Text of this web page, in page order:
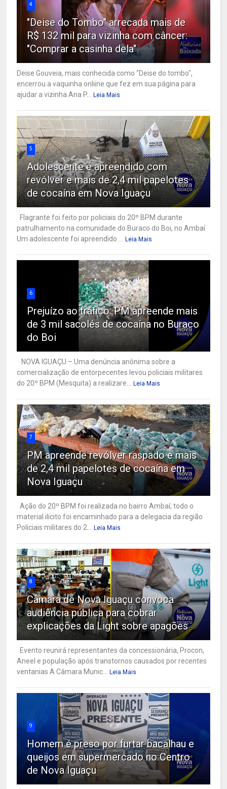
4
"Deise do Tombo" arrecada mais de
R$ 132 mil para vizinha com câncer:
"Comprar a casinha dela"
Deise Gouveia, mais conhecida como "Deise do tombo",
encerrou a vaquinha onliine que fez em sua página para
ajudar a vizinha Ana P...
Leia Mais
5
Adolescente é apreendido com
revólver e mais de 2,4 mil papelotes
de cocaína em Nova Iguaçu
Flagrante foi feito por policiais do 20º BPM durante
patrulhamento na comunidade do Buraco do Boi, no Ambaí
Um adolescente foi apreendido ...
Leia Mais
6
Prejuízo ao tráfico: PM apreende mais
de 3 mil sacolés de cocaína no Buraco
do Boi
NOVA IGUAÇU – Uma denúncia anônima sobre a
comercialização de entorpecentes levou policiais militares
do 20º BPM (Mesquita) a realizare...
Leia Mais
7
PM apreende revólver raspado e mais
de 2,4 mil papelotes de cocaína em
Nova Iguaçu
Ação do 20º BPM foi realizada no bairro Ambaí; todo o
material ilícito foi encaminhado para a delegacia da região
Policiais militares do 2...
Leia Mais
8
Câmara de Nova Iguaçu convoca
audiência pública para cobrar
explicações da Light sobre apagões
Evento reunirá representantes da concessionária, Procon,
Aneel e população após transtornos causados por recentes
ventanias A Câmara Munic...
Leia Mais
9
Homem é preso por furtar bacalhau e
queijos em supermercado no Centro
de Nova Iguaçu